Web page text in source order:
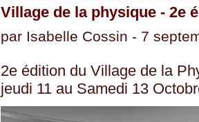
Village de la physique - 2e
par Isabelle Cossin - 7
2e édition du Village de la
jeudi 11 au Samedi 13